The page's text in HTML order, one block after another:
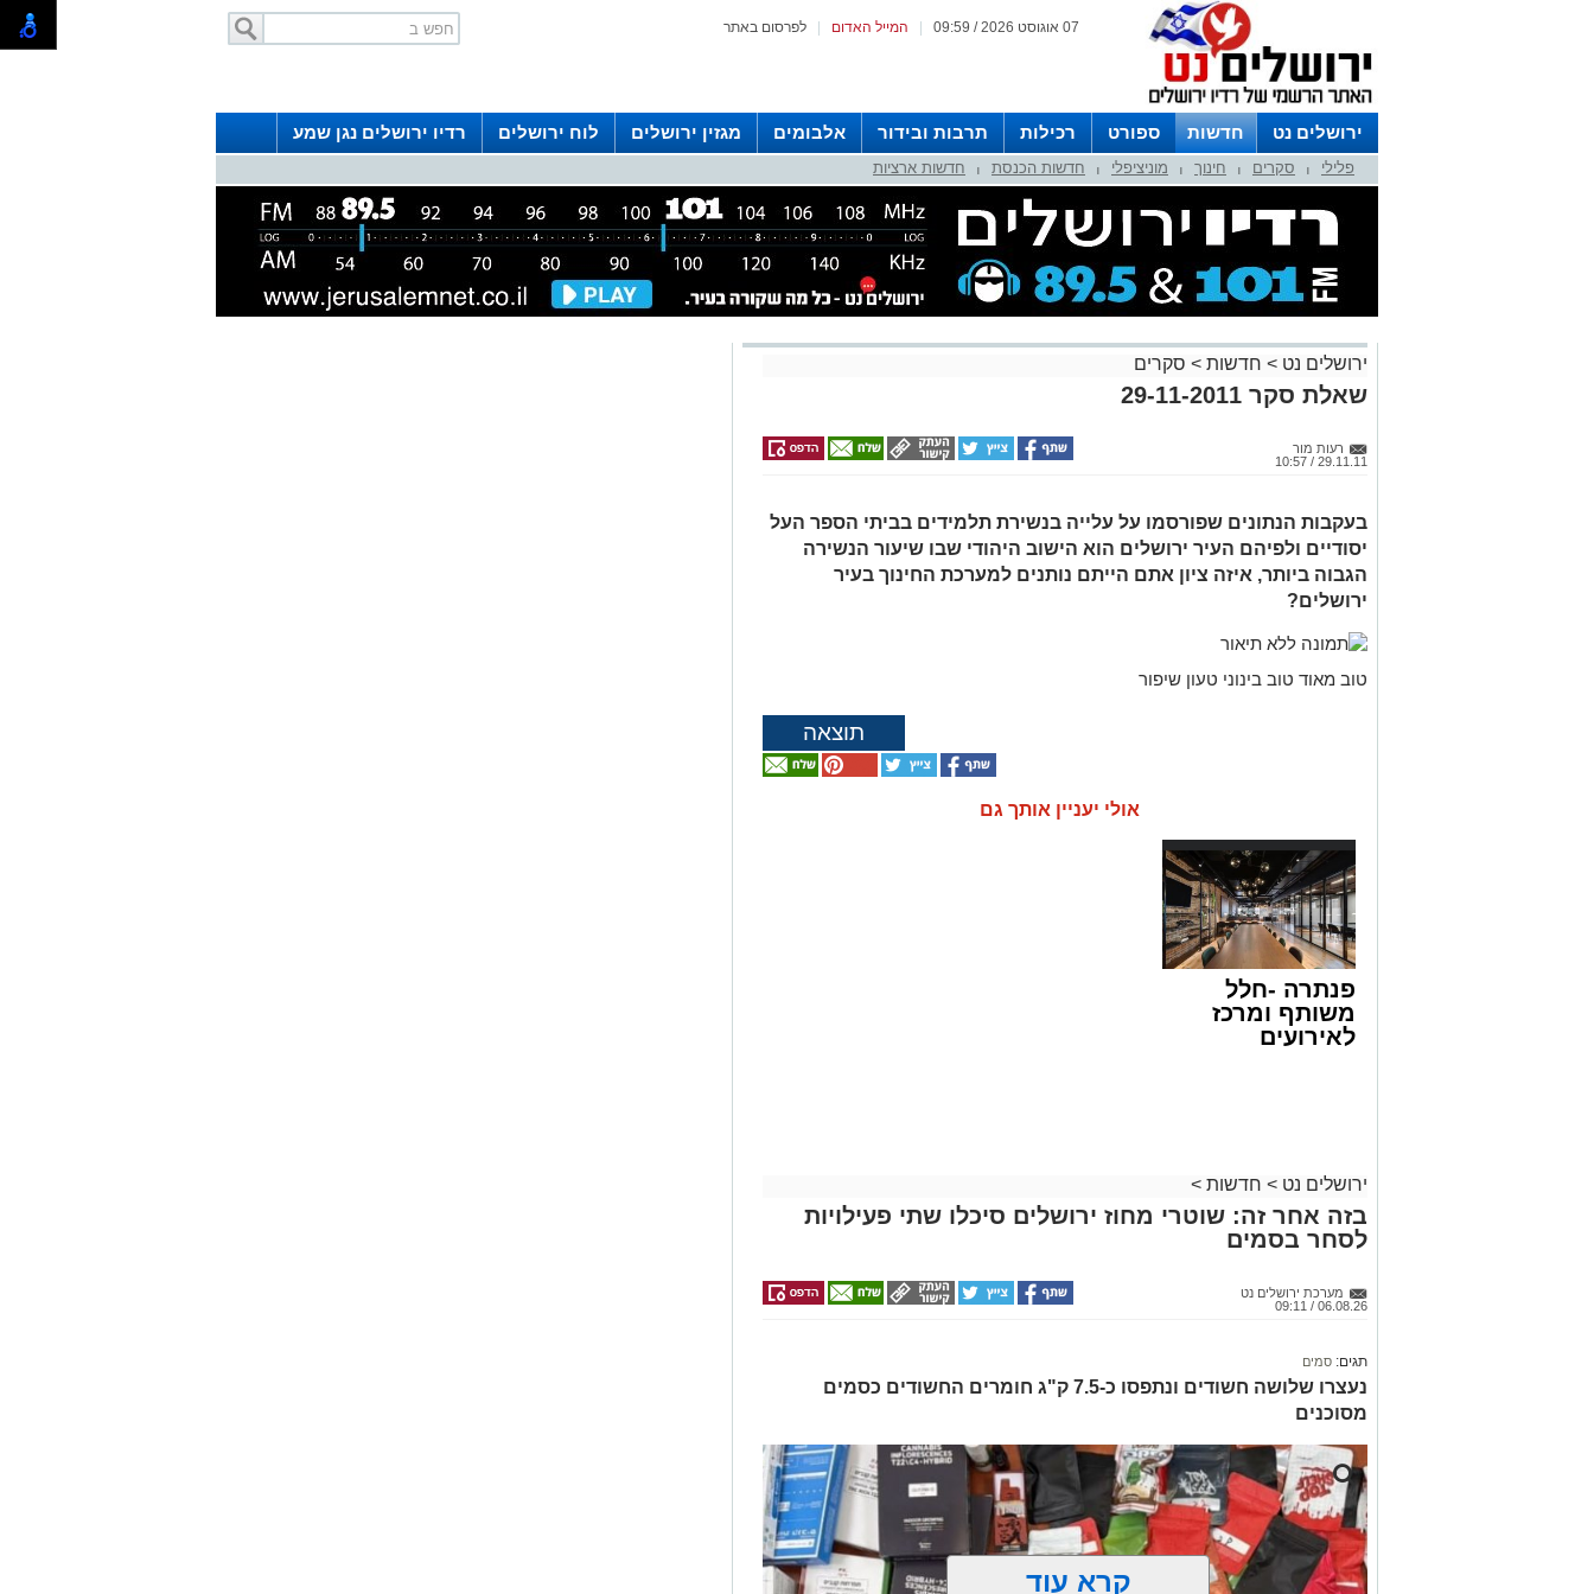
לפרסום באתר המייל האדום 07 אוגוסט 2026 / 09:59
ירושלים נט חדשות ספורט רכילות תרבות ובידור אלבומים מגזין ירושלים לוח ירושלים
רדיו ירושלים נגן שמע
לפרסום ברדיו צרו קשר
לוח שדורים רדיו ירושלים פלילי סקרים חינוך מוניציפלי חדשות הכנסת חדשות ארציות
ירושלים נט > חדשות > סקרים
שאלת סקר 29-11-2011
רעות מור
29.11.11 / 10:57
בעקבות הנתונים שפורסמו על עלייה בנשירת תלמידים בביתי הספר העל
יסודיים ולפיהם העיר ירושלים הוא הישוב היהודי שבו שיעור הנשירה
הגבוה ביותר, איזה ציון אתם הייתם נותנים למערכת החינוך בעיר
ירושלים?
טוב מאוד טוב בינוני טעון שיפור
תוצאה
אולי יעניין אותך גם
פנתרה -חלל
משותף ומרכז
לאירועים
ירושלים נט > חדשות >
בזה אחר זה: שוטרי מחוז ירושלים סיכלו שתי פעילויות
לסחר בסמים
מערכת ירושלים נט
06.08.26 / 09:11
תגים: סמים
נעצרו שלושה חשודים ונתפסו כ-7.5 ק"ג חומרים החשודים כסמים
מסוכנים
קרא עוד